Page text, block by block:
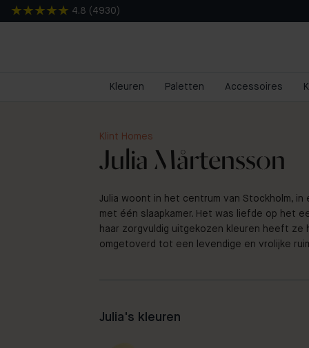
4.8 ( 4930 )
Kleuren Paletten Accessoires
Klint Homes
Julia Mårtensson
Julia woont in het centrum van Stockholm, in
met één slaapkamer. Het was liefde op het
haar zorgvuldig uitgekozen kleuren heeft ze
omgetoverd tot een levendige en vrolijke
Julia's kleuren